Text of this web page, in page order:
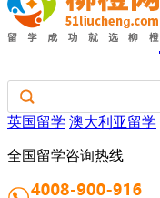
英国留学 澳大利亚留学
全国留学咨询热线